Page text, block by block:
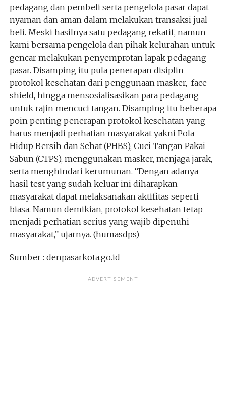
pedagang dan pembeli serta pengelola pasar dapat
nyaman dan aman dalam melakukan transaksi jual
beli. Meski hasilnya satu pedagang rekatif, namun
kami bersama pengelola dan pihak kelurahan untuk
gencar melakukan penyemprotan lapak pedagang
pasar. Disamping itu pula penerapan disiplin
protokol kesehatan dari penggunaan masker, face
shield, hingga mensosialisasikan para pedagang
untuk rajin mencuci tangan. Disamping itu beberapa
poin penting penerapan protokol kesehatan yang
harus menjadi perhatian masyarakat yakni Pola
Hidup Bersih dan Sehat (PHBS), Cuci Tangan Pakai
Sabun (CTPS), menggunakan masker, menjaga jarak,
serta menghindari kerumunan. “Dengan adanya
hasil test yang sudah keluar ini diharapkan
masyarakat dapat melaksanakan aktifitas seperti
biasa. Namun demikian, protokol kesehatan tetap
menjadi perhatian serius yang wajib dipenuhi
masyarakat,” ujarnya. (humasdps)
Sumber : denpasarkota.go.id
ADVERTISEMENT